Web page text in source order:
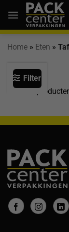
naar
inhoud
Home » Eten »
Filter
Geen